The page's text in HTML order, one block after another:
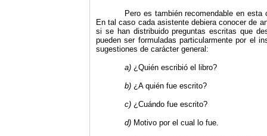
Pero es también recomendable en
En tal caso cada asistente debiera conocer de
si se han distribuido preguntas escritas que
pueden ser formuladas particularmente por el
sugestiones de carácter general:
a) ¿Quién escribió el libro?
b) ¿A quién fue escrito?
c) ¿Cuándo fue escrito?
d) Motivo por el cual lo fue.